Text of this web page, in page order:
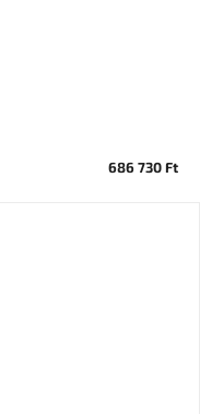
686 730 Ft